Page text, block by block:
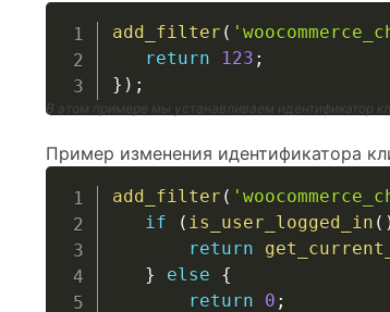
add_filter (
return
123 ;
} ) ;
В этом примере мы устанавливаем идентификатор
Пример изменения идентификатора
add_filter (
if
( is_user_logged_in (
return
}
else
{
return
0 ;